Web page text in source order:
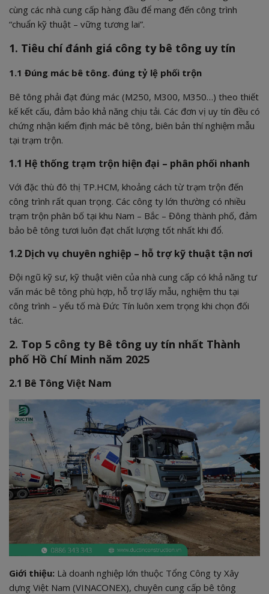
cùng các nhà cung cấp hàng đầu để mang đến công trình
“chuẩn kỹ thuật – vững tương lai”.
1. Tiêu chí đánh giá công ty bê tông uy tín
1.1 Đúng mác bê tông. đúng tỷ lệ phối trộn
Bê tông phải đạt đúng mác (M250, M300, M350…) theo thiết
kế kết cấu, đảm bảo khả năng chịu tải. Các đơn vị uy tín đều có
chứng nhận kiểm định mác bê tông, biên bản thí nghiệm mẫu
tại trạm trộn.
1.1 Hệ thống trạm trộn hiện đại – phân phối nhanh
Với đặc thù đô thị TP.HCM, khoảng cách từ trạm trộn đến
công trình rất quan trọng. Các công ty lớn thường có nhiều
trạm trộn phân bố tại khu Nam – Bắc – Đông thành phố, đảm
bảo bê tông tươi luôn đạt chất lượng tốt nhất khi đổ.
1.2 Dịch vụ chuyên nghiệp – hỗ trợ kỹ thuật tận nơi
Đội ngũ kỹ sư, kỹ thuật viên của nhà cung cấp có khả năng tư
vấn mác bê tông phù hợp, hỗ trợ lấy mẫu, nghiệm thu tại
công trình – yếu tố mà Đức Tín luôn xem trọng khi chọn đối
tác.
2. Top 5 công ty Bê tông uy tín nhất Thành
phố Hồ Chí Minh năm 2025
2.1 Bê Tông Việt Nam
Giới thiệu: Là doanh nghiệp lớn thuộc Tổng Công ty Xây
dựng Việt Nam (VINACONEX), chuyên cung cấp bê tông